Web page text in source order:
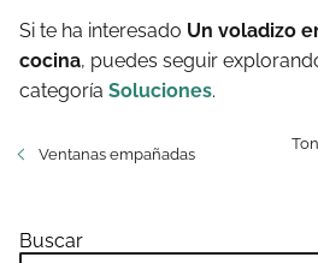
Si te ha interesado Un voladizo
cocina, puedes seguir
categoría Soluciones.
Ventanas empañadas
Buscar